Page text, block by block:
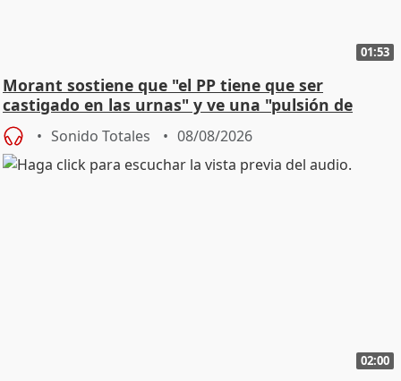
01:53
Morant sostiene que "el PP tiene que ser
castigado en las urnas" y ve una "pulsión de
cambio"
Sonido Totales 08/08/2026
02:00